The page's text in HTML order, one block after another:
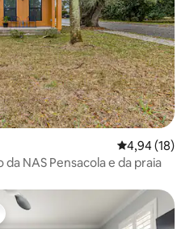
4,94 de uma
4,94 (18)
NAS Pensacola e da praia
dos hóspedes